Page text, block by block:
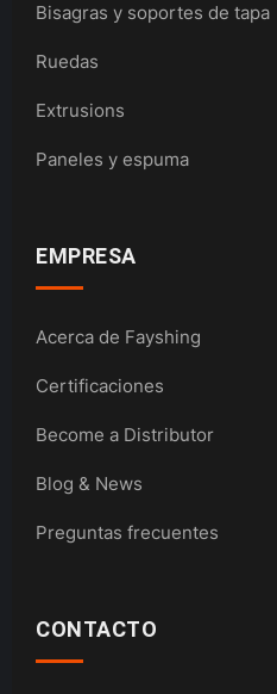
Bisagras y soportes de tapa
Ruedas
Extrusions
Paneles y espuma
EMPRESA
Acerca de Fayshing
Certificaciones
Become a Distributor
Blog & News
Preguntas frecuentes
CONTACTO